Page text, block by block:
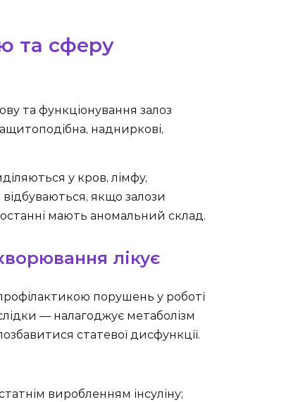
та сферу
та функціонування залоз
надниркові,
у кров, лімфу,
якщо залози
мають аномальний склад.
лікує
порушень у роботі
— налагоджує метаболізм
статевої дисфункції.
виробленням інсуліну;